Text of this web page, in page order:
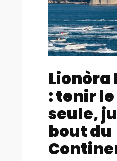
Lionòra
: tenir
seule,
bout du